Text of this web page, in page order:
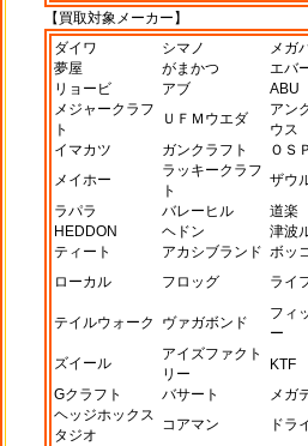
【買取対象メーカー】
ダイワ
シマノ メガ
夢屋
がまかつ エバ
リョービ
アブ ABU
メジャークラフ
ト
ＵＦＭウエダ
アン
ウス
イマカツ
ガンクラフト ＯＳＰ
メイホー
ラッキークラフ
ト
ザウ
ラパラ
バレーヒル 道楽
HEDDON
ヘドン 津波
ティート
アカシブランド ボッ
ローカル
フロッグ ライ
テイルウォーク
ヴァガボンド
フィ
ー
ズイール
アイズファクト
リー
KTF
Gクラフト
バサート メガ
ヘッジホックス
タジオ
コアマン ドラ